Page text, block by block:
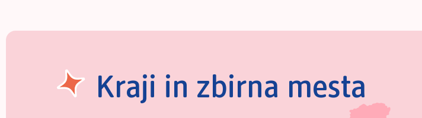
Kraji in zbirna mesta